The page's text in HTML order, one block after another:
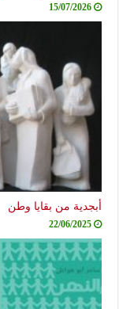
15/07/2026
أبجدية من بقايا وطن
22/06/2025